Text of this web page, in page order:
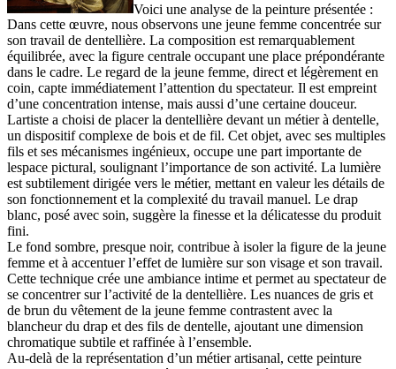
Voici une analyse de la peinture présentée :
Dans cette œuvre, nous observons une jeune femme concentrée sur
son travail de dentellière. La composition est remarquablement
équilibrée, avec la figure centrale occupant une place prépondérante
dans le cadre. Le regard de la jeune femme, direct et légèrement en
coin, capte immédiatement l’attention du spectateur. Il est empreint
d’une concentration intense, mais aussi d’une certaine douceur.
Lartiste a choisi de placer la dentellière devant un métier à dentelle,
un dispositif complexe de bois et de fil. Cet objet, avec ses multiples
fils et ses mécanismes ingénieux, occupe une part importante de
lespace pictural, soulignant l’importance de son activité. La lumière
est subtilement dirigée vers le métier, mettant en valeur les détails de
son fonctionnement et la complexité du travail manuel. Le drap
blanc, posé avec soin, suggère la finesse et la délicatesse du produit
fini.
Le fond sombre, presque noir, contribue à isoler la figure de la jeune
femme et à accentuer l’effet de lumière sur son visage et son travail.
Cette technique crée une ambiance intime et permet au spectateur de
se concentrer sur l’activité de la dentellière. Les nuances de gris et
de brun du vêtement de la jeune femme contrastent avec la
blancheur du drap et des fils de dentelle, ajoutant une dimension
chromatique subtile et raffinée à l’ensemble.
Au-delà de la représentation d’un métier artisanal, cette peinture